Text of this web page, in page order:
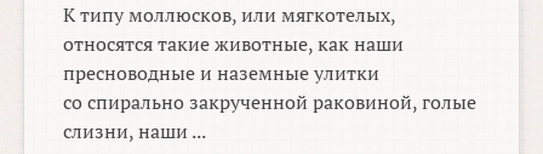
К типу моллюсков, или мягкотелых,
относятся такие животные, как наши
пресноводные и наземные улитки
со спирально закрученной раковиной, голые
слизни, наши ...